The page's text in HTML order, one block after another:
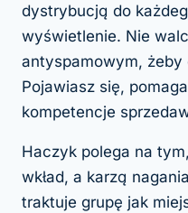
dystrybucją do
wyświetlenie. Nie
antyspamowym, żeby
Pojawiasz się,
kompetencje
Haczyk polega na
wkład, a karzą
traktuje grupę jak